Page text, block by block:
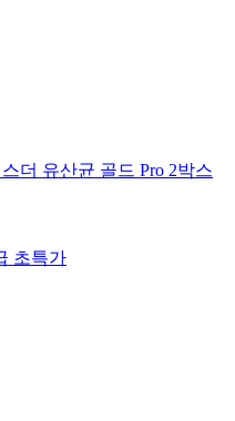
더 유산균 골드 Pro 2박스
초특가